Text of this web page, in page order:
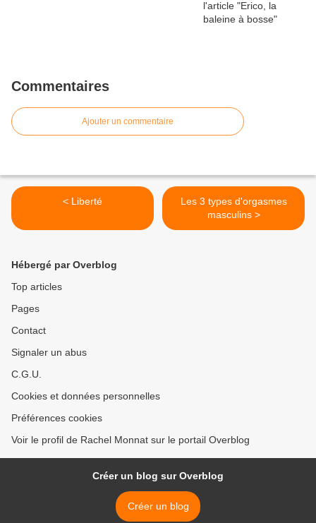
Commentaires
Ajouter un commentaire
< Liberté
Les 3 types d'orgasmes
masculins >
Hébergé par Overblog
Top articles
Pages
Contact
Signaler un abus
C.G.U.
Cookies et données personnelles
Préférences cookies
Voir le profil de Rachel Monnat sur le portail Overblog
Créer un blog sur Overblog
Créer un blog